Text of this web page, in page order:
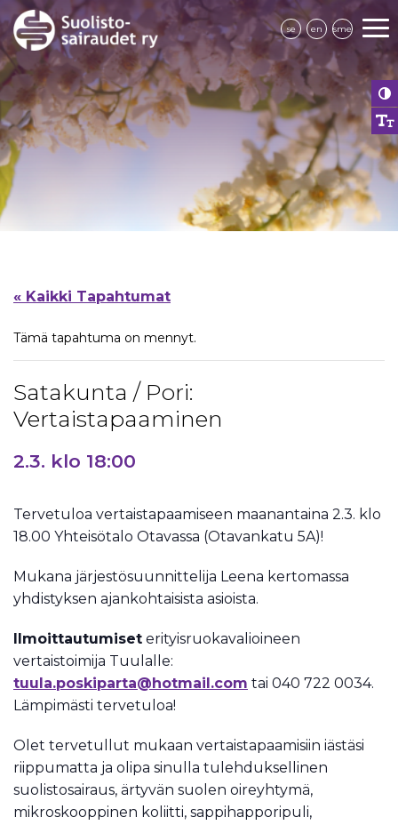
se en sme
« Kaikki Tapahtumat
Tämä tapahtuma on mennyt.
Satakunta / Pori:
Vertaistapaaminen
2.3. klo 18:00
Tervetuloa vertaistapaamiseen maanantaina 2.3. klo
18.00 Yhteisötalo Otavassa (Otavankatu 5A)!
Mukana järjestösuunnittelija Leena kertomassa
yhdistyksen ajankohtaisista asioista.
Ilmoittautumiset erityisruokavalioineen
vertaistoimija Tuulalle:
tuula.poskiparta@hotmail.com tai 040 722 0034.
Lämpimästi tervetuloa!
Olet tervetullut mukaan vertaistapaamisiin iästäsi
riippumatta ja olipa sinulla tulehduksellinen
suolistosairaus, ärtyvän suolen oireyhtymä,
mikroskooppinen koliitti, sappihapporipuli,